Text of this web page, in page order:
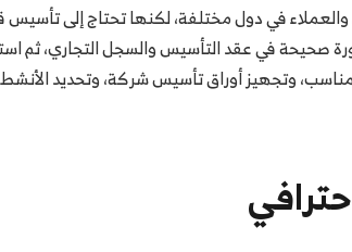
في دول مختلفة، لكنها تحتاج إلى
صحيحة في عقد التأسيس والسجل التجاري، ثم
وتجهيز أوراق تأسيس شركة، وتحديد